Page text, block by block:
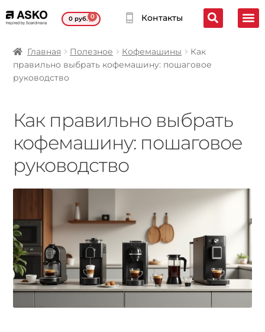
0руб. 0 Контакты
Главная Полезное Кофемашины
Как
правильно выбрать кофемашину: пошаговое
руководство
Как правильно выбрать
кофемашину: пошаговое
руководство